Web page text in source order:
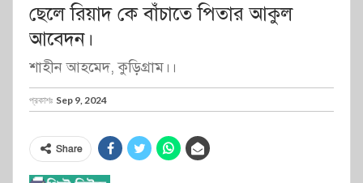
ছেলে রিয়াদ কে বাঁচাতে পিতার আকুল
আবেদন।
শাহীন আহমেদ, কুড়িগ্রাম।।
প্রকাশঃ Sep 9, 2024
Share